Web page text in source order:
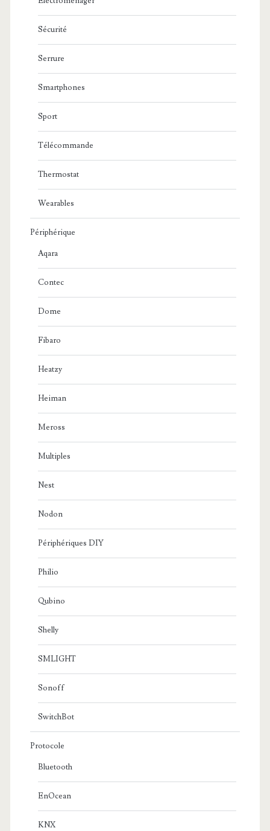
Sécurité
Serrure
Smartphones
Sport
Télécommande
Thermostat
Wearables
Périphérique
Aqara
Contec
Dome
Fibaro
Heatzy
Heiman
Meross
Multiples
Nest
Nodon
Périphériques DIY
Philio
Qubino
Shelly
SMLIGHT
Sonoff
SwitchBot
Protocole
Bluetooth
EnOcean
KNX